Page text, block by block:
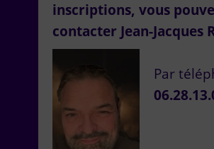
inscriptions, vous
contacter Jean-Jacques
Par